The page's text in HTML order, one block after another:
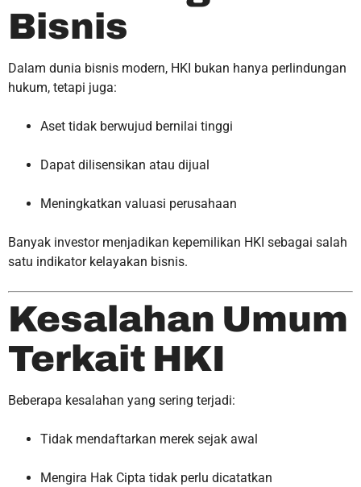
Bisnis
Dalam dunia bisnis modern, HKI bukan hanya perlindungan
hukum, tetapi juga:
Aset tidak berwujud bernilai tinggi
Dapat dilisensikan atau dijual
Meningkatkan valuasi perusahaan
Banyak investor menjadikan kepemilikan HKI sebagai salah
satu indikator kelayakan bisnis.
Kesalahan Umum
Terkait HKI
Beberapa kesalahan yang sering terjadi:
Tidak mendaftarkan merek sejak awal
Mengira Hak Cipta tidak perlu dicatatkan